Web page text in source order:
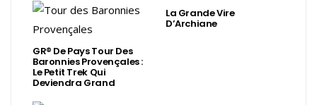
GR® De Pays Tour Des
Baronnies Provençales :
Le Petit Trek Qui
Deviendra Grand
La Grande Vire
D’Archiane